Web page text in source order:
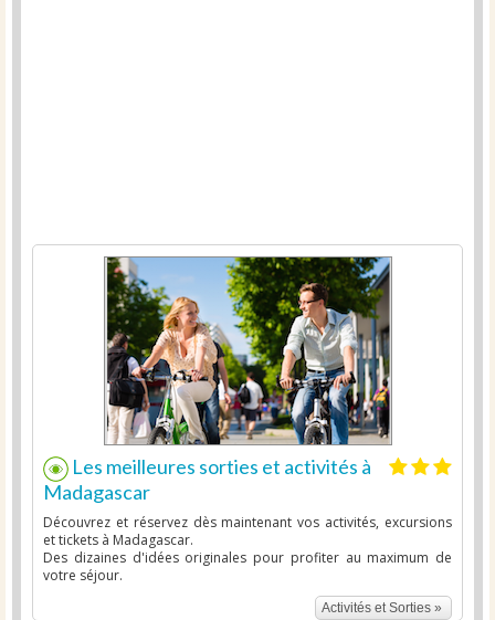
Les meilleures sorties et activités à
Madagascar
Découvrez et réservez dès maintenant vos activités, excursions
et tickets à Madagascar.
Des dizaines d'idées originales pour profiter au maximum de
votre séjour.
Activités et Sorties »